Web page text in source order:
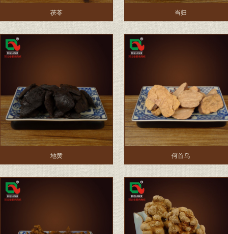
茯苓 当归
地黄 何首乌